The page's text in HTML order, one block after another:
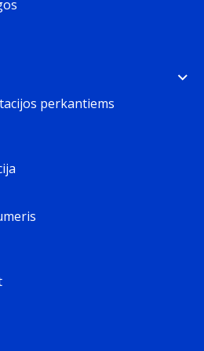
e.g. box.
perkantiems